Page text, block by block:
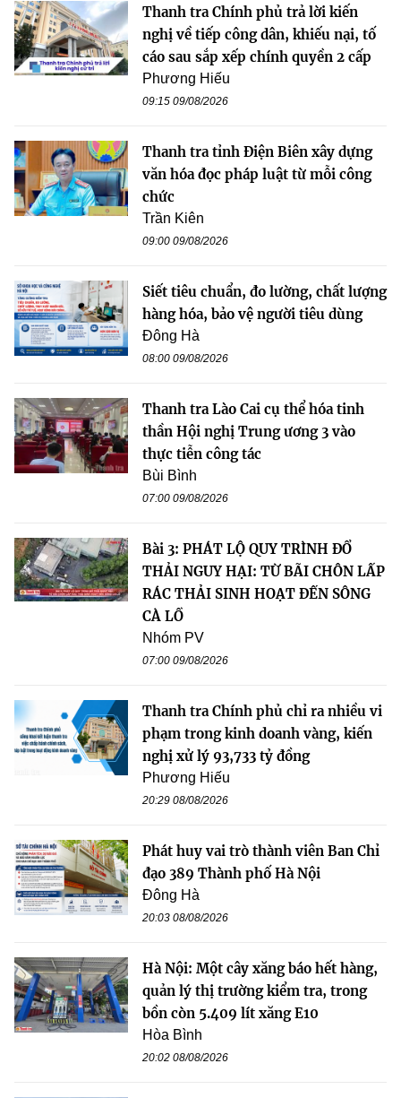
Thanh tra Chính phủ trả lời kiến
nghị về tiếp công dân, khiếu nại, tố
cáo sau sắp xếp chính quyền 2 cấp
Phương Hiếu
09:15 09/08/2026
Thanh tra tỉnh Điện Biên xây dựng
văn hóa đọc pháp luật từ mỗi công
chức
Trần Kiên
09:00 09/08/2026
Siết tiêu chuẩn, đo lường, chất lượng
hàng hóa, bảo vệ người tiêu dùng
Đông Hà
08:00 09/08/2026
Thanh tra Lào Cai cụ thể hóa tinh
thần Hội nghị Trung ương 3 vào
thực tiễn công tác
Bùi Bình
07:00 09/08/2026
Bài 3: PHÁT LỘ QUY TRÌNH ĐỔ
THẢI NGUY HẠI: TỪ BÃI CHÔN LẤP
RÁC THẢI SINH HOẠT ĐẾN SÔNG
CÀ LỒ
Nhóm PV
07:00 09/08/2026
Thanh tra Chính phủ chỉ ra nhiều vi
phạm trong kinh doanh vàng, kiến
nghị xử lý 93,733 tỷ đồng
Phương Hiếu
20:29 08/08/2026
Phát huy vai trò thành viên Ban Chỉ
đạo 389 Thành phố Hà Nội
Đông Hà
20:03 08/08/2026
Hà Nội: Một cây xăng báo hết hàng,
quản lý thị trường kiểm tra, trong
bồn còn 5.409 lít xăng E10
Hòa Bình
20:02 08/08/2026